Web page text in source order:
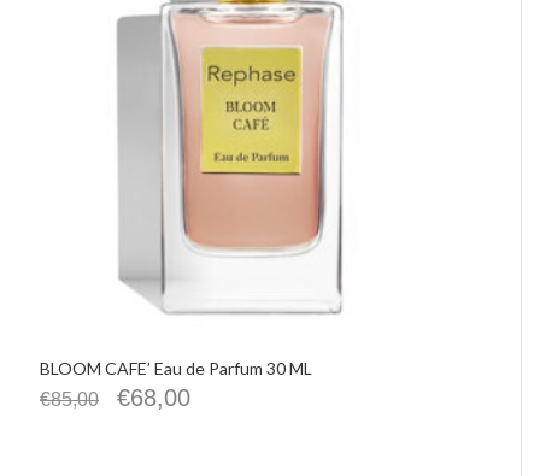
BLOOM CAFE’ Eau de Parfum 30 ML
€85,00 €68,00